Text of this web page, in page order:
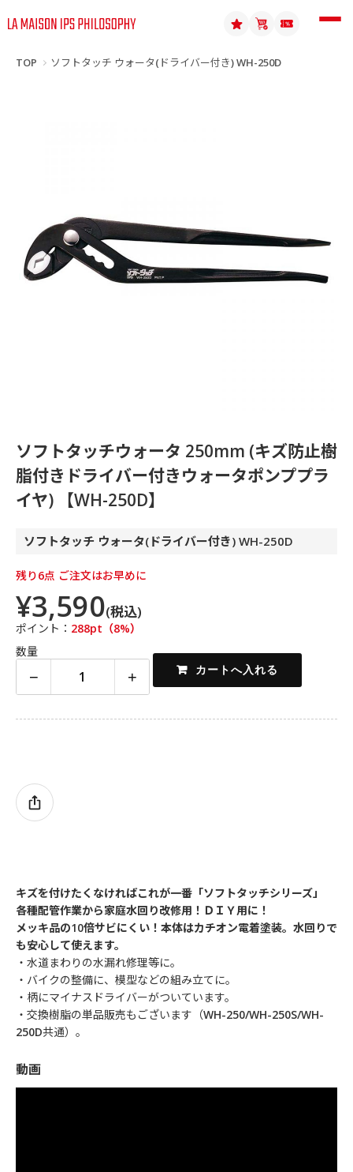
TOP ソフトタッチ ウォータ(ドライバー付き) WH-250D
ソフトタッチウォータ 250mm (キズ防止樹
脂付きドライバー付きウォータポンププラ
イヤ) 【WH-250D】
ソフトタッチ ウォータ(ドライバー付き) WH-250D
残り6点 ご注文はお早めに
¥3,590(税込)
ポイント： 288pt（8%）
数量
− +
キズを付けたくなければこれが一番「ソフトタッチシリーズ」
各種配管作業から家庭水回り改修用！ＤＩＹ用に！
メッキ品の10倍サビにくい！本体はカチオン電着塗装。水回りで
も安心して使えます。
・水道まわりの水漏れ修理等に。
・バイクの整備に、模型などの組み立てに。
・柄にマイナスドライバーがついています。
・交換樹脂の単品販売もございます（WH-250/WH-250S/WH-
250D共通）。
動画